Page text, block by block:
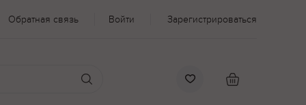
Обратная связь Войти Зарегистрироваться